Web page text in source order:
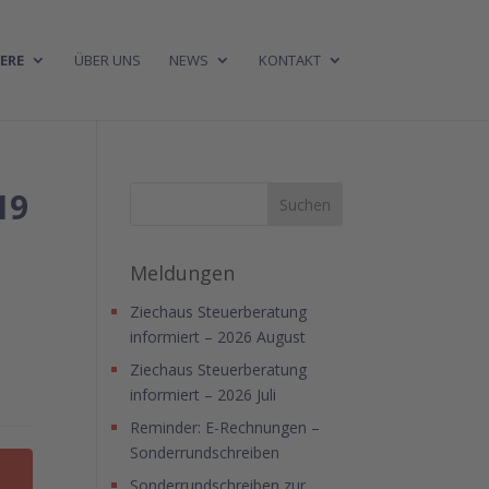
ÜBER UNS NEWS KONTAKT
Meldungen
Ziechaus Steuerberatung
informiert – 2026 August
Ziechaus Steuerberatung
informiert – 2026 Juli
Reminder: E-Rechnungen –
Sonderrundschreiben